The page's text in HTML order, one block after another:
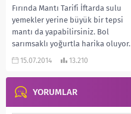
Fırında Mantı Tarifi İftarda sulu
yemekler yerine büyük bir tepsi
mantı da yapabilirsiniz. Bol
sarımsaklı yoğurtla harika oluyor.
MALZEMELERİ: 500...
15.07.2014 13.210
YORUMLAR